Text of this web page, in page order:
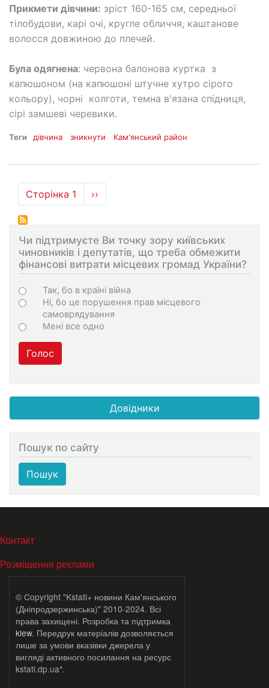
Прикмети дівчини: зріст 160-165 см, середньої
тілобудови, карі очі, кругле обличчя, каштанове
волосся довжиною до плечей.
Була одягнена: червона балонова куртка з
капюшоном (на капюшоні штучне хутро сірого
кольору), чорні колготи, темна в'язана спідниця,
сірі замшеві черевики.
Теги дівчина зникнути Кам'янський район
Розбивка
на
сторінки
Сторінка 1
Наступна
сторінка
››
Чи підтримуєте Ви точку зору київських
чиновників і депутатів, що треба обмежити
фінансові витрати місцевих громад України?
Варіанти
Так, бо в країні війна
Ні, бо це порушення прав місцевого
самоврядування
Мені все одно
Голос
Довідники
Пошук по сайту
Пошук
МЕНЮ В ПОДВАЛЕ
Контакт
Розміщення реклами
© Copyright "Kstati+ новини Кам'янського
(Дніпродзержинська)" 2010-2024. Всі
права захищені. Розробка та підтримка
klew. Передрук матеріалів дозволяється
лише за умови вказівки джерела у
вигляді активного посилання на ресурс
kstati.dp.ua*.